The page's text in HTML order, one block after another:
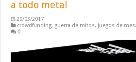
a todo metal
29/03/2017
crowdfunding, guerra de mitos, juegos de
0